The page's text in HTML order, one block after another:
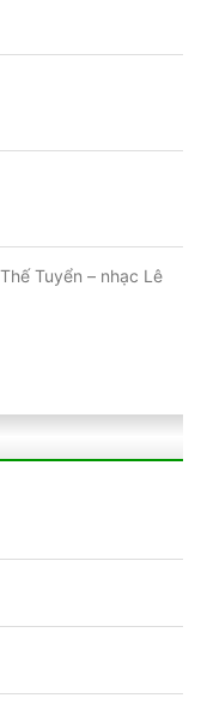
Tuyển – nhạc Lê